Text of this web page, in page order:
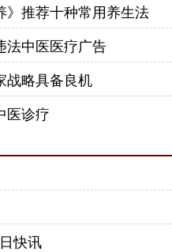
》推荐十种常用养生法
法中医医疗广告
战略具备良机
医诊疗
快讯